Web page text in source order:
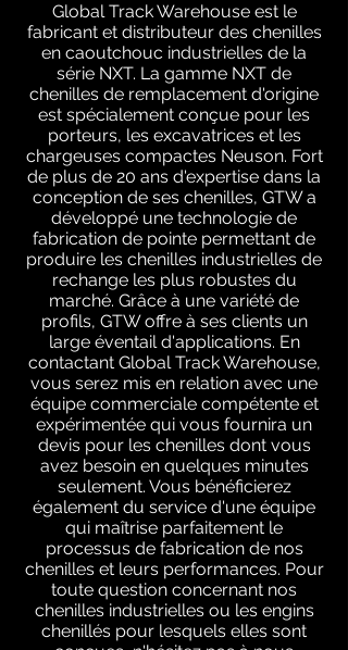
Global Track Warehouse est le
fabricant et distributeur des chenilles
en caoutchouc industrielles de la
série NXT. La gamme NXT de
chenilles de remplacement d'origine
est spécialement conçue pour les
porteurs, les excavatrices et les
chargeuses compactes Neuson. Fort
de plus de 20 ans d'expertise dans la
conception de ses chenilles, GTW a
développé une technologie de
fabrication de pointe permettant de
produire les chenilles industrielles de
rechange les plus robustes du
marché. Grâce à une variété de
profils, GTW offre à ses clients un
large éventail d'applications. En
contactant Global Track Warehouse,
vous serez mis en relation avec une
équipe commerciale compétente et
expérimentée qui vous fournira un
devis pour les chenilles dont vous
avez besoin en quelques minutes
seulement. Vous bénéficierez
également du service d'une équipe
qui maîtrise parfaitement le
processus de fabrication de nos
chenilles et leurs performances. Pour
toute question concernant nos
chenilles industrielles ou les engins
chenillés pour lesquels elles sont